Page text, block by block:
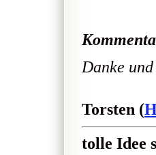
Danke
Torsten (
tolle Idee